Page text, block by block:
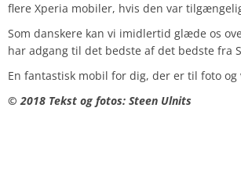
flere Xperia mobiler, hvis den var
Som danskere kan vi imidlertid glæde os
har adgang til det bedste af det bedste fra
En fantastisk mobil for dig, der er til foto og
© 2018 Tekst og fotos: Steen Ulnits